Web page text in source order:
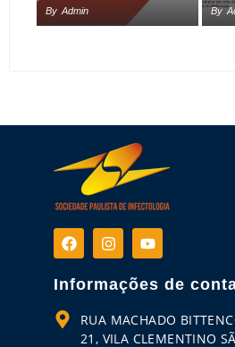
By Admin By
Informações de
RUA MACHADO
21, VILA CLEMENTINO